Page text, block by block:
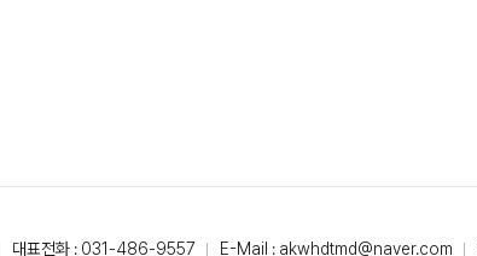
대표전화 : 031-486-9557 E-Mail : akwhdtmd@naver.com